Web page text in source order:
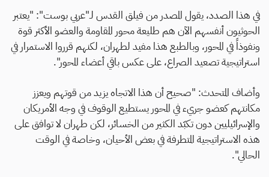
في هذا الصدد، يقول المصدر من فيلق القدس لـ"عربي بوست": "يعتبر
الحوثيون أنفسهم الآن هم طليعة محور المقاومة والعضو الأكثر قوة
ونفوذاً في المحور، وبالطبع هذا مفيد لطهران، لكنهم قرروا الاستمرار في
استراتيجية تصعيد الصراع، على عكس باقي أعضاء المحور".
وأضاف المتحدث: "صحيح أن هذا الاتجاه يزيد من قوتهم ويعزز
مكانتهم كعضو جريء في المحور يستطيع الوقوف في وجه الأمريكان
والإسرائيليين دون تكبّد الكثير من الخسائر، لكن طهران لا توافق على
هذه الاستراتيجية المتطرفة في بعض الأحيان، وخاصة في الوقت
الحالي".